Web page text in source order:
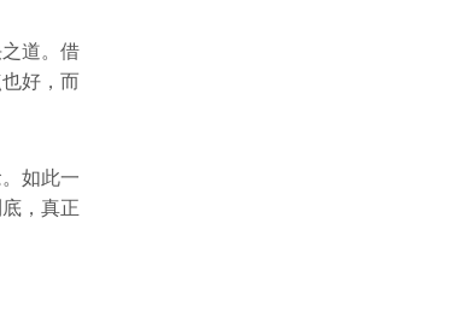
道。借
好，而
如此一
，真正